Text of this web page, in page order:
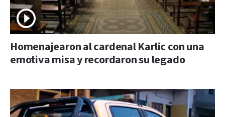
Homenajearon al cardenal Karlic con una
emotiva misa y recordaron su legado